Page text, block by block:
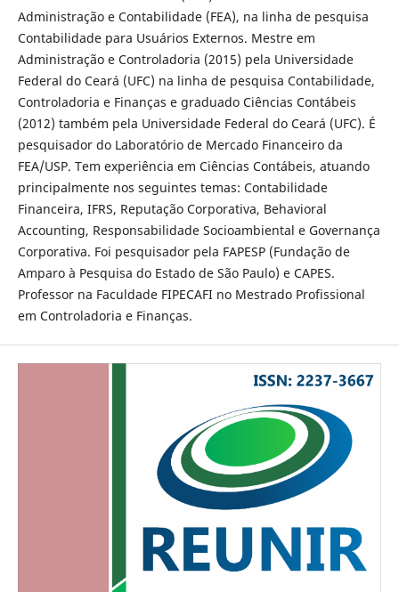
Administração e Contabilidade (FEA), na linha de pesquisa
Contabilidade para Usuários Externos. Mestre em
Administração e Controladoria (2015) pela Universidade
Federal do Ceará (UFC) na linha de pesquisa Contabilidade,
Controladoria e Finanças e graduado Ciências Contábeis
(2012) também pela Universidade Federal do Ceará (UFC). É
pesquisador do Laboratório de Mercado Financeiro da
FEA/USP. Tem experiência em Ciências Contábeis, atuando
principalmente nos seguintes temas: Contabilidade
Financeira, IFRS, Reputação Corporativa, Behavioral
Accounting, Responsabilidade Socioambiental e Governança
Corporativa. Foi pesquisador pela FAPESP (Fundação de
Amparo à Pesquisa do Estado de São Paulo) e CAPES.
Professor na Faculdade FIPECAFI no Mestrado Profissional
em Controladoria e Finanças.